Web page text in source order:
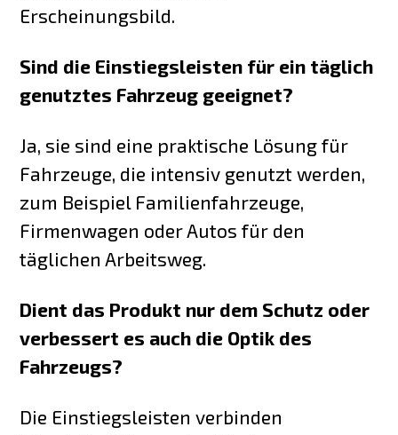
Erscheinungsbild.
Sind die Einstiegsleisten für ein täglich
genutztes Fahrzeug geeignet?
Ja, sie sind eine praktische Lösung für
Fahrzeuge, die intensiv genutzt werden,
zum Beispiel Familienfahrzeuge,
Firmenwagen oder Autos für den
täglichen Arbeitsweg.
Dient das Produkt nur dem Schutz oder
verbessert es auch die Optik des
Fahrzeugs?
Die Einstiegsleisten verbinden